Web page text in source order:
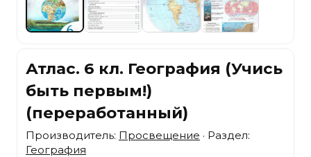
Атлас. 6 кл. География (Учись
быть первым!)
(переработанный)
Производитель: Просвещение · Раздел:
География